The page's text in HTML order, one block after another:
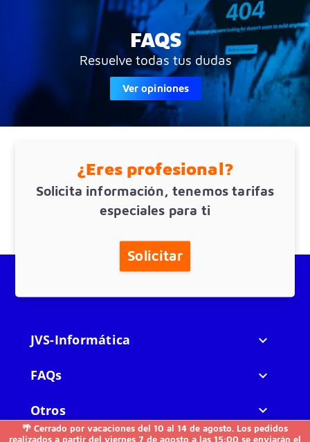
🌴 Cerrado por vacaciones del 10 al 14 de agosto. Los pedidos
realizados a partir del viernes 7 de agosto a las 15:00 se enviarán el
FAQS
Resuelve todas tus dudas
Ver opiniones
¿Eres profesional?
Solicita información, tenemos tarifas
especiales para ti
Solicitar
JVS-Informática 
FAQs 
Otros 